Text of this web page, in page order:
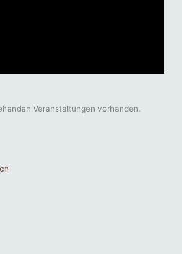
Veranstaltungen vorhanden.